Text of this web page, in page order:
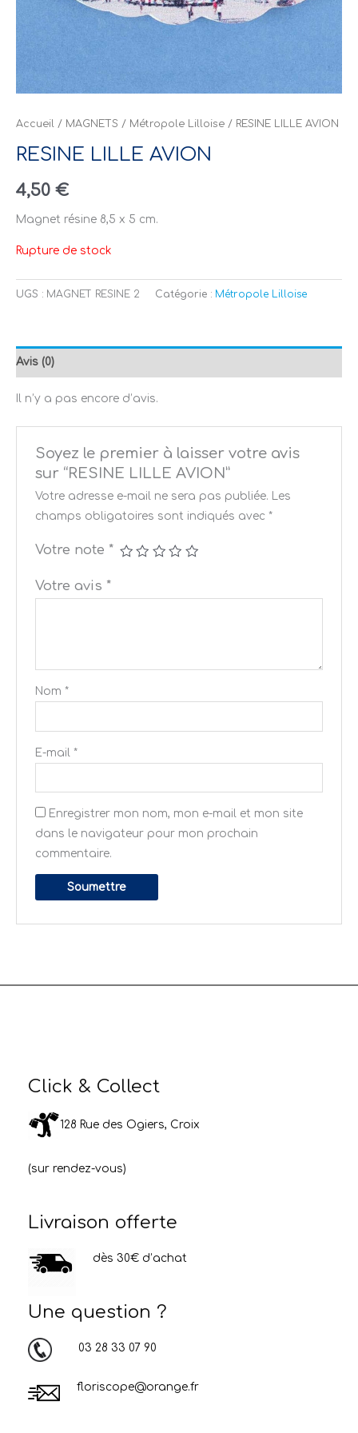
Accueil / MAGNETS / Métropole Lilloise / RESINE LILLE AVION
RESINE LILLE AVION
4,50 €
Magnet résine 8,5 x 5 cm.
Rupture de stock
UGS : MAGNET RESINE 2 Catégorie : Métropole Lilloise
Avis (0)
Il n’y a pas encore d’avis.
Soyez le premier à laisser votre avis
sur “RESINE LILLE AVION”
Votre adresse e-mail ne sera pas publiée. Les
champs obligatoires sont indiqués avec *
Votre note *
Votre avis *
Nom *
E-mail *
Enregistrer mon nom, mon e-mail et mon site
dans le navigateur pour mon prochain
commentaire.
Click & Collect
128 Rue des Ogiers, Croix
(sur rendez-vous)
Livraison offerte
dès 30€ d’achat
Une question ?
03 28 33 07 90
floriscope@orange.fr